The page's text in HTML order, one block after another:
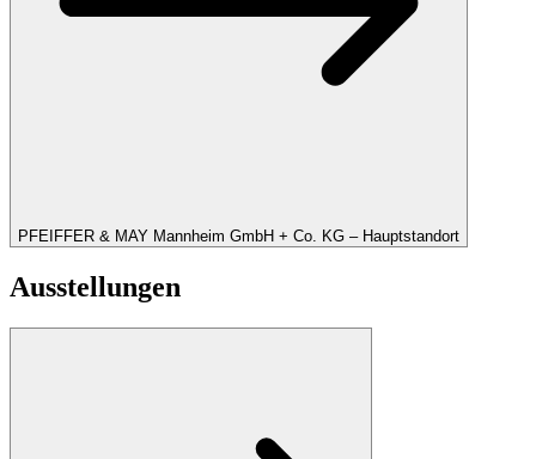
PFEIFFER & MAY Mannheim GmbH + Co. KG – Hauptstandort
Ausstellungen